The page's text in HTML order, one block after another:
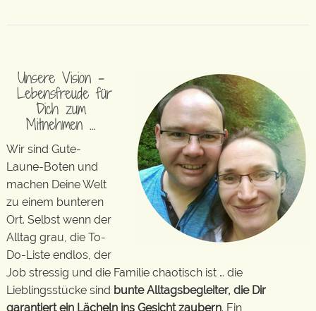
Unsere Vision –
Lebensfreude für
Dich zum
Mitnehmen …
Wir sind Gute-
Laune-Boten und
machen Deine Welt
zu einem bunteren
Ort. Selbst wenn der
Alltag grau, die To-
Do-Liste endlos, der
Job stressig und die Familie chaotisch ist … die
Lieblingsstücke sind bunte Alltagsbegleiter, die Dir
garantiert ein Lächeln ins Gesicht zaubern. Ein